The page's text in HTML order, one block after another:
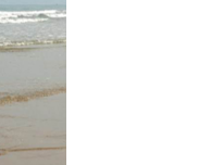
Témoignages
Français